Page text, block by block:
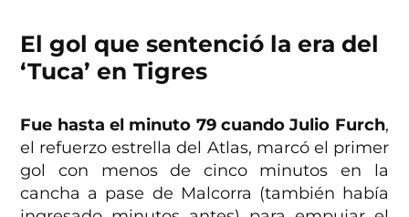
El gol que sentenció la era del
‘Tuca’ en Tigres
Fue hasta el minuto 79 cuando Julio Furch,
el refuerzo estrella del Atlas, marcó el primer
gol con menos de cinco minutos en la
cancha a pase de Malcorra (también había